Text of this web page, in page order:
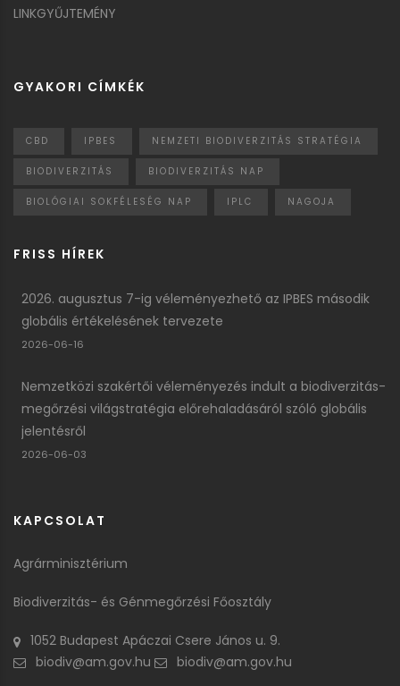
LINKGYŰJTEMÉNY
GYAKORI CÍMKÉK
CBD IPBES NEMZETI BIODIVERZITÁS STRATÉGIA
BIODIVERZITÁS BIODIVERZITÁS NAP
BIOLÓGIAI SOKFÉLESÉG NAP IPLC NAGOJA
FRISS HÍREK
2026. augusztus 7-ig véleményezhető az IPBES második
globális értékelésének tervezete
2026-06-16
Nemzetközi szakértői véleményezés indult a biodiverzitás-
megőrzési világstratégia előrehaladásáról szóló globális
jelentésről
2026-06-03
KAPCSOLAT
Agrárminisztérium
Biodiverzitás- és Génmegőrzési Főosztály
1052 Budapest Apáczai Csere János u. 9.
biodiv@am.gov.hu
biodiv@am.gov.hu